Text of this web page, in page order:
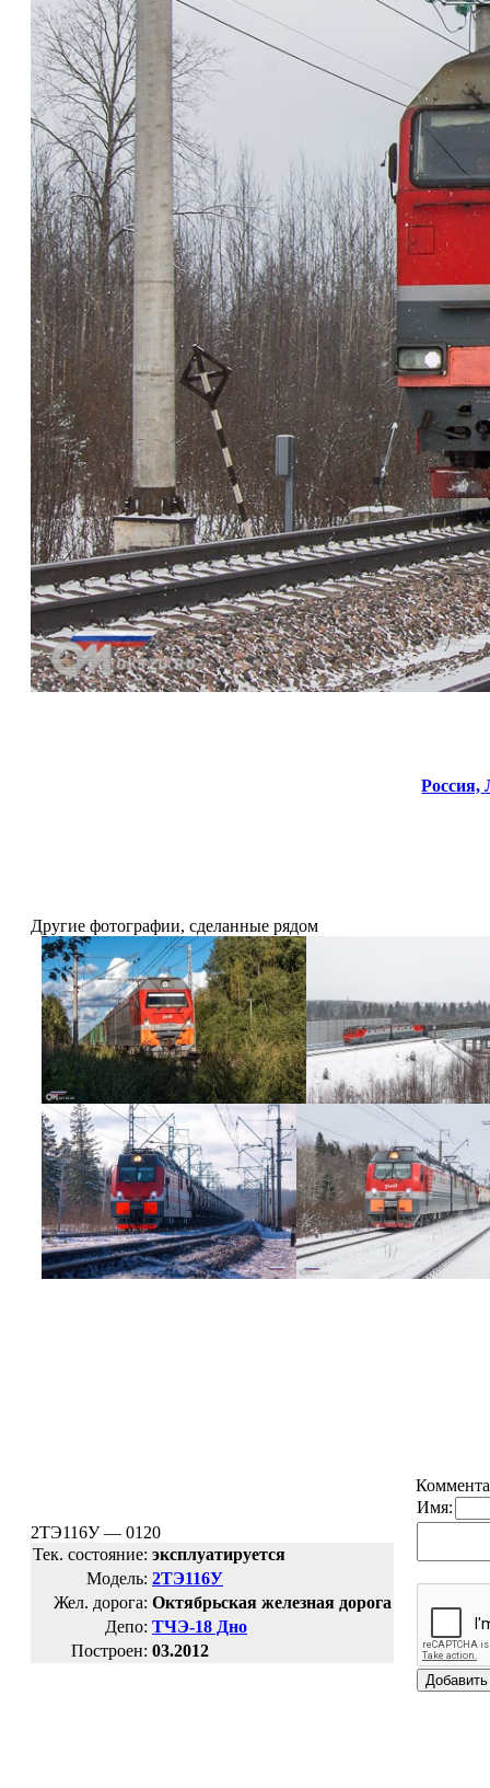
Россия,
Другие фотографии, сделанные рядом
2ТЭ116У — 0120
Тек. состояние: эксплуатируется
Модель: 2ТЭ116У
Жел. дорога: Октябрьская железная дорога
Депо: ТЧЭ-18 Дно
Построен: 03.2012
Имя: